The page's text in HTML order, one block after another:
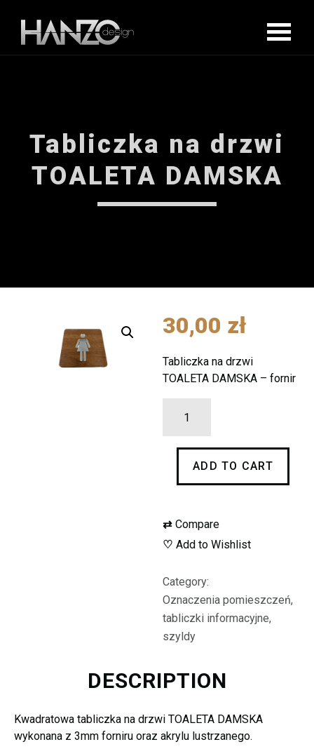
Tabliczka na drzwi
TOALETA DAMSKA
30,00 zł
Tabliczka na drzwi
TOALETA DAMSKA – fornir
drzwi
TOALETAADD TO CART
⇄ Compare
♡ Add to Wishlist
Category:
Oznaczenia pomieszczeń,
tabliczki informacyjne,
szyldy
DESCRIPTION
Kwadratowa tabliczka na drzwi TOALETA DAMSKA
wykonana z 3mm forniru oraz akrylu lustrzanego.